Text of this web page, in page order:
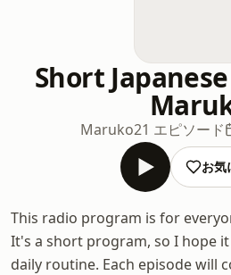
Short
Maruko21 エピソード
お気
This radio program is for
It's a short program, so I hope
daily routine. Each episode will